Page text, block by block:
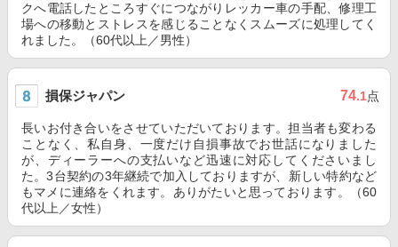
クへ電話したところすぐにつながりレッカー車の手配、修理工
場への移動とストレスを感じることなくスムーズに処理してく
れました。（60代以上／男性）
損保ジャパン 74.1点
長いお付き合いをさせていただいております。担当者も変わる
ことなく、私自身、一度だけ自損事故でお世話になりました
が、ディーラーへの支払いなど迅速に対応してくださいまし
た。3台契約の3年継続で加入しておりますが、新しい特約など
もマメに連絡をくれます。ありがたいと思っております。（60
代以上／女性）